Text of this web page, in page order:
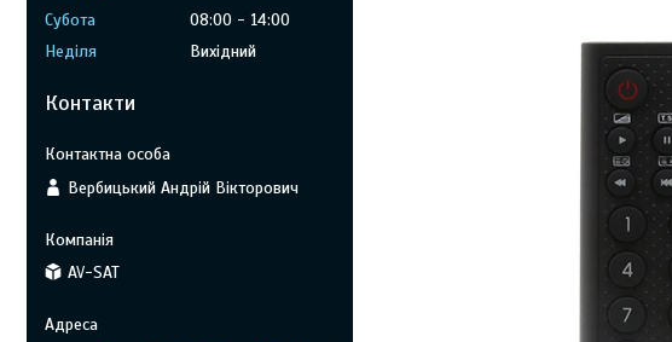
Субота
08:00
14:00
Неділя
Вихідний
Контакти
Вербицький Андрій Вікторович
AV-SAT